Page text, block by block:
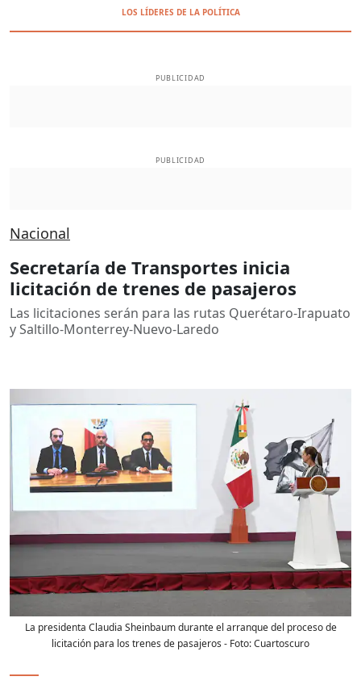
LOS LÍDERES DE LA POLÍTICA
PUBLICIDAD
PUBLICIDAD
Nacional
Secretaría de Transportes inicia
licitación de trenes de pasajeros
Las licitaciones serán para las rutas Querétaro-Irapuato
y Saltillo-Monterrey-Nuevo-Laredo
La presidenta Claudia Sheinbaum durante el arranque del proceso de
licitación para los trenes de pasajeros - Foto:Cuartoscuro